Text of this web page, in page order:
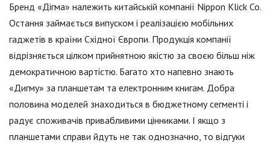
Бренд «Дігма» належить китайській компанії Nippon Klick Co.
Остання займається випуском і реалізацією мобільних
гаджетів в країни Східної Європи. Продукція компанії
відрізняється цілком прийнятною якістю за своєю більш ніж
демократичною вартістю. Багато хто напевно знають
«Дигму» за планшетам та електронним книгам. Добра
половина моделей знаходиться в бюджетному сегменті і
радує споживачів привабливими цінниками. І якщо з
планшетами справи йдуть не так однозначно, то відгуки